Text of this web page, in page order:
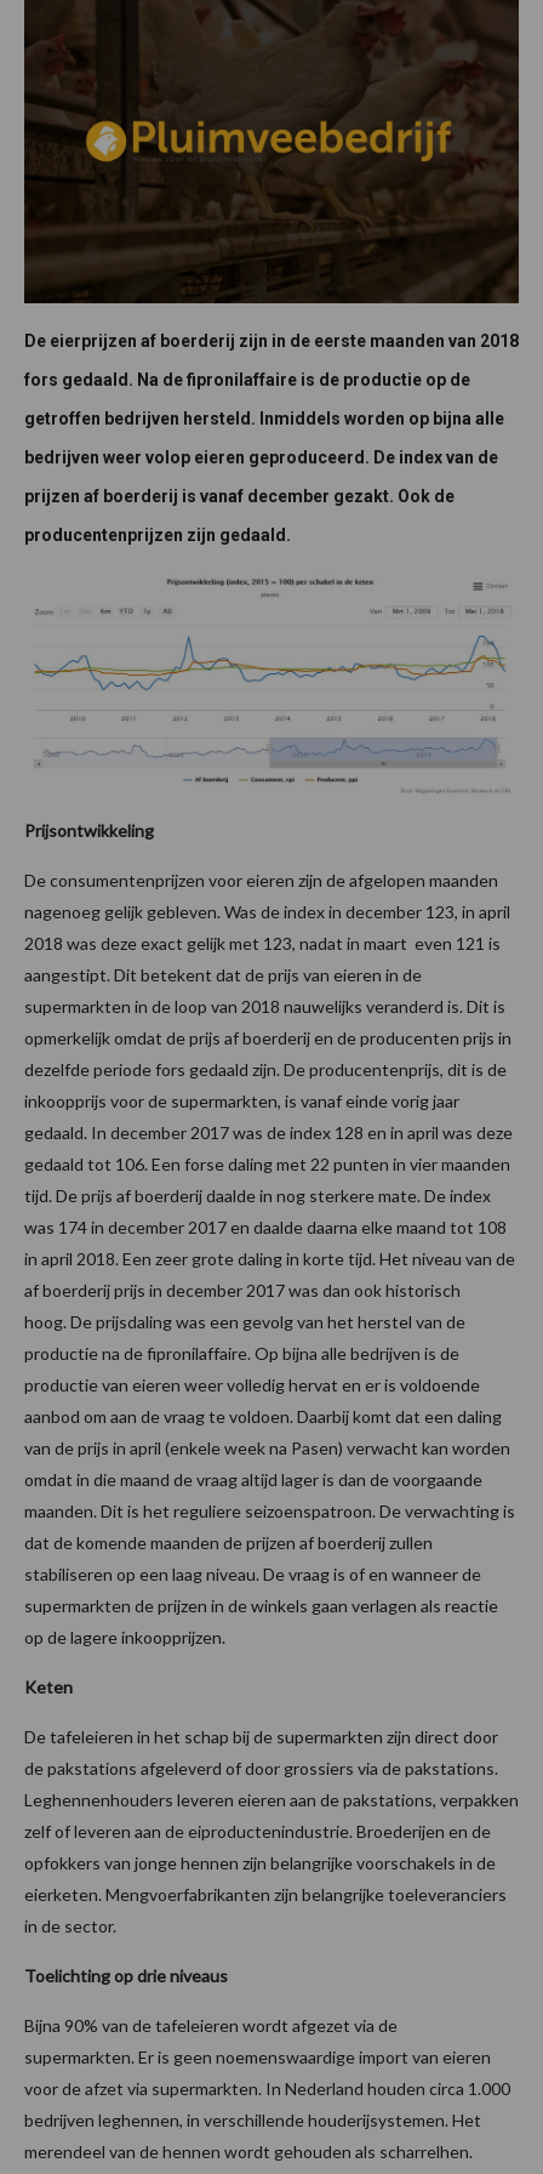
De eierprijzen af boerderij zijn in de eerste maanden van 2018
fors gedaald. Na de fipronilaffaire is de productie op de
getroffen bedrijven hersteld. Inmiddels worden op bijna alle
bedrijven weer volop eieren geproduceerd. De index van de
prijzen af boerderij is vanaf december gezakt. Ook de
producentenprijzen zijn gedaald.
Prijsontwikkeling
De consumentenprijzen voor eieren zijn de afgelopen maanden
nagenoeg gelijk gebleven. Was de index in december 123, in april
2018 was deze exact gelijk met 123, nadat in maart even 121 is
aangestipt. Dit betekent dat de prijs van eieren in de
supermarkten in de loop van 2018 nauwelijks veranderd is. Dit is
opmerkelijk omdat de prijs af boerderij en de producenten prijs in
dezelfde periode fors gedaald zijn. De producentenprijs, dit is de
inkoopprijs voor de supermarkten, is vanaf einde vorig jaar
gedaald. In december 2017 was de index 128 en in april was deze
gedaald tot 106. Een forse daling met 22 punten in vier maanden
tijd. De prijs af boerderij daalde in nog sterkere mate. De index
was 174 in december 2017 en daalde daarna elke maand tot 108
in april 2018. Een zeer grote daling in korte tijd. Het niveau van de
af boerderij prijs in december 2017 was dan ook historisch
hoog. De prijsdaling was een gevolg van het herstel van de
productie na de fipronilaffaire. Op bijna alle bedrijven is de
productie van eieren weer volledig hervat en er is voldoende
aanbod om aan de vraag te voldoen. Daarbij komt dat een daling
van de prijs in april (enkele week na Pasen) verwacht kan worden
omdat in die maand de vraag altijd lager is dan de voorgaande
maanden. Dit is het reguliere seizoenspatroon. De verwachting is
dat de komende maanden de prijzen af boerderij zullen
stabiliseren op een laag niveau. De vraag is of en wanneer de
supermarkten de prijzen in de winkels gaan verlagen als reactie
op de lagere inkoopprijzen.
Keten
De tafeleieren in het schap bij de supermarkten zijn direct door
de pakstations afgeleverd of door grossiers via de pakstations.
Leghennenhouders leveren eieren aan de pakstations, verpakken
zelf of leveren aan de eiproductenindustrie. Broederijen en de
opfokkers van jonge hennen zijn belangrijke voorschakels in de
eierketen. Mengvoerfabrikanten zijn belangrijke toeleveranciers
in de sector.
Toelichting op drie niveaus
Bijna 90% van de tafeleieren wordt afgezet via de
supermarkten. Er is geen noemenswaardige import van eieren
voor de afzet via supermarkten. In Nederland houden circa 1.000
bedrijven leghennen, in verschillende houderijsystemen. Het
merendeel van de hennen wordt gehouden als scharrelhen.